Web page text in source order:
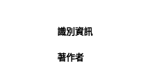
識別資訊
著作者